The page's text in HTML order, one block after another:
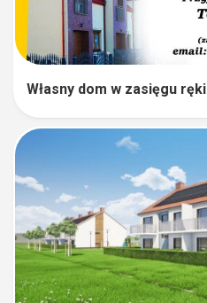
Własny dom w zasięgu ręki